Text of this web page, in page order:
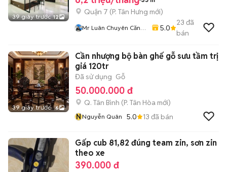
39 giây trước 12
Quận 7 (P. Tân Hưng mới)
Mr Luân Chuyên Căn
5.0
23 đã
bán
39 giây trước 6
Cần nhượng bộ bàn ghế gỗ sưu tầm trị
giá 120tr
Đã sử dụng Gỗ
50.000.000 đ
Q. Tân Bình (P. Tân Hòa mới)
NNguyễn Quân 5.0 13 đã bán
Gấp cub 81,82 đúng team zin, sơn zin
theo xe
390.000 đ